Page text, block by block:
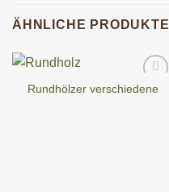
ÄHNLICHE PRODUKTE
Rundhölzer verschiedene